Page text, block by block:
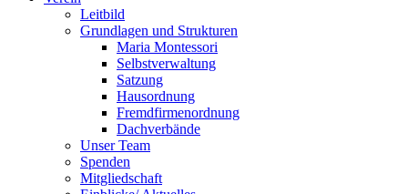
Leitbild
Grundlagen und Strukturen
Maria Montessori
Selbstverwaltung
Satzung
Hausordnung
Fremdfirmenordnung
Dachverbände
Unser Team
Spenden
Mitgliedschaft